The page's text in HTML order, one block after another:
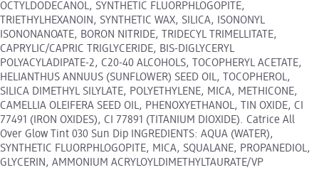
OCTYLDODECANOL, SYNTHETIC FLUORPHLOGOPITE,
TRIETHYLHEXANOIN, SYNTHETIC WAX, SILICA, ISONONYL
ISONONANOATE, BORON NITRIDE, TRIDECYL TRIMELLITATE,
CAPRYLIC/CAPRIC TRIGLYCERIDE, BIS-DIGLYCERYL
POLYACYLADIPATE-2, C20-40 ALCOHOLS, TOCOPHERYL ACETATE,
HELIANTHUS ANNUUS (SUNFLOWER) SEED OIL, TOCOPHEROL,
SILICA DIMETHYL SILYLATE, POLYETHYLENE, MICA, METHICONE,
CAMELLIA OLEIFERA SEED OIL, PHENOXYETHANOL, TIN OXIDE, CI
77491 (IRON OXIDES), CI 77891 (TITANIUM DIOXIDE). Catrice All
Over Glow Tint 030 Sun Dip INGREDIENTS: AQUA (WATER),
SYNTHETIC FLUORPHLOGOPITE, MICA, SQUALANE, PROPANEDIOL,
GLYCERIN, AMMONIUM ACRYLOYLDIMETHYLTAURATE/VP